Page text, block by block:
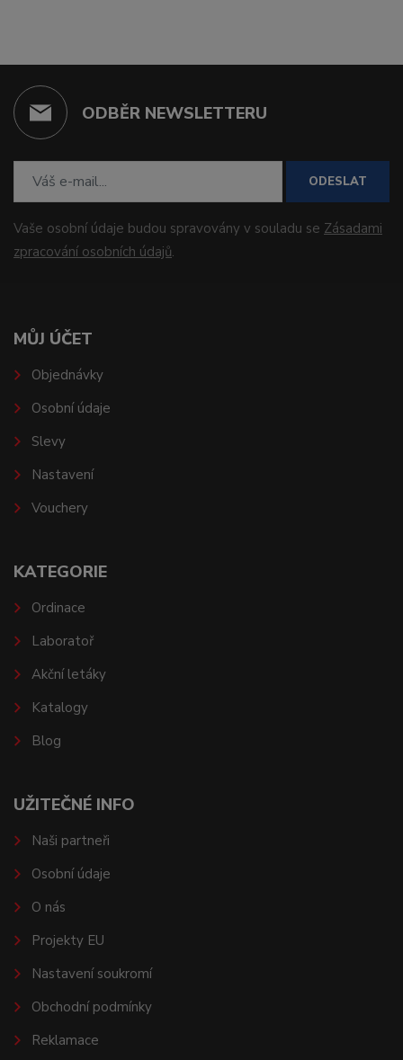
ODBĚR NEWSLETTERU
ODESLAT
Vaše osobní údaje budou spravovány v souladu se Zásadami
zpracování osobních údajů.
MŮJ ÚČET
Objednávky
Osobní údaje
Slevy
Nastavení
Vouchery
KATEGORIE
Ordinace
Laboratoř
Akční letáky
Katalogy
Blog
UŽITEČNÉ INFO
Naši partneři
Osobní údaje
O nás
Projekty EU
Nastavení soukromí
Obchodní podmínky
Reklamace